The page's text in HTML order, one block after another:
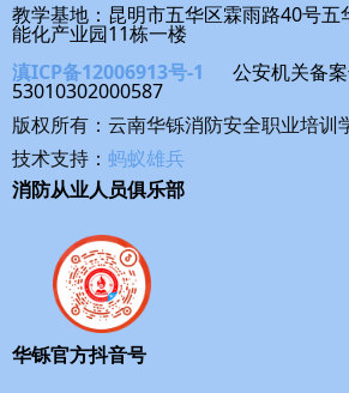
教学基地：昆明市五华区霖雨路40号五
能化产业园11栋
滇ICP备12006913号-1 公安机关备案
53010302000587
版权所有：云南华铄消防安全职业培训
技术支持： 蚂蚁雄兵
消防从业人员俱乐部
华铄官方抖音号